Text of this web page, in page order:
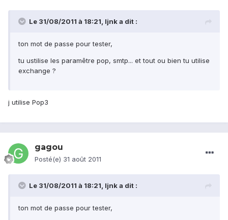
Le 31/08/2011 à 18:21, ljnk a dit :
ton mot de passe pour tester,
tu ustilise les paramêtre pop, smtp... et tout ou bien tu utilise
exchange ?
j utilise Pop3
gagou
Posté(e) 31 août 2011
Le 31/08/2011 à 18:21, ljnk a dit :
ton mot de passe pour tester,